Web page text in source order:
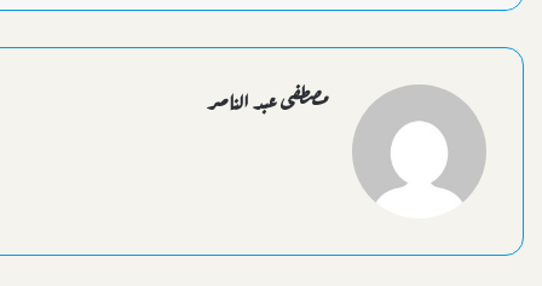
مصطفى عبد الناصر